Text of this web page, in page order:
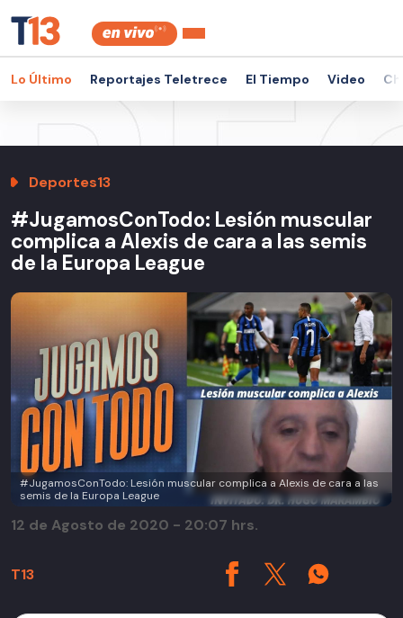
Lo Último Reportajes Teletrece El Tiempo Video
Deportes13
#JugamosConTodo: Lesión muscular
complica a Alexis de cara a las semis
de la Europa League
#JugamosConTodo: Lesión muscular complica a Alexis de cara a las
semis de la Europa League
T13
12 de Agosto de 2020 - 20:07 hrs.